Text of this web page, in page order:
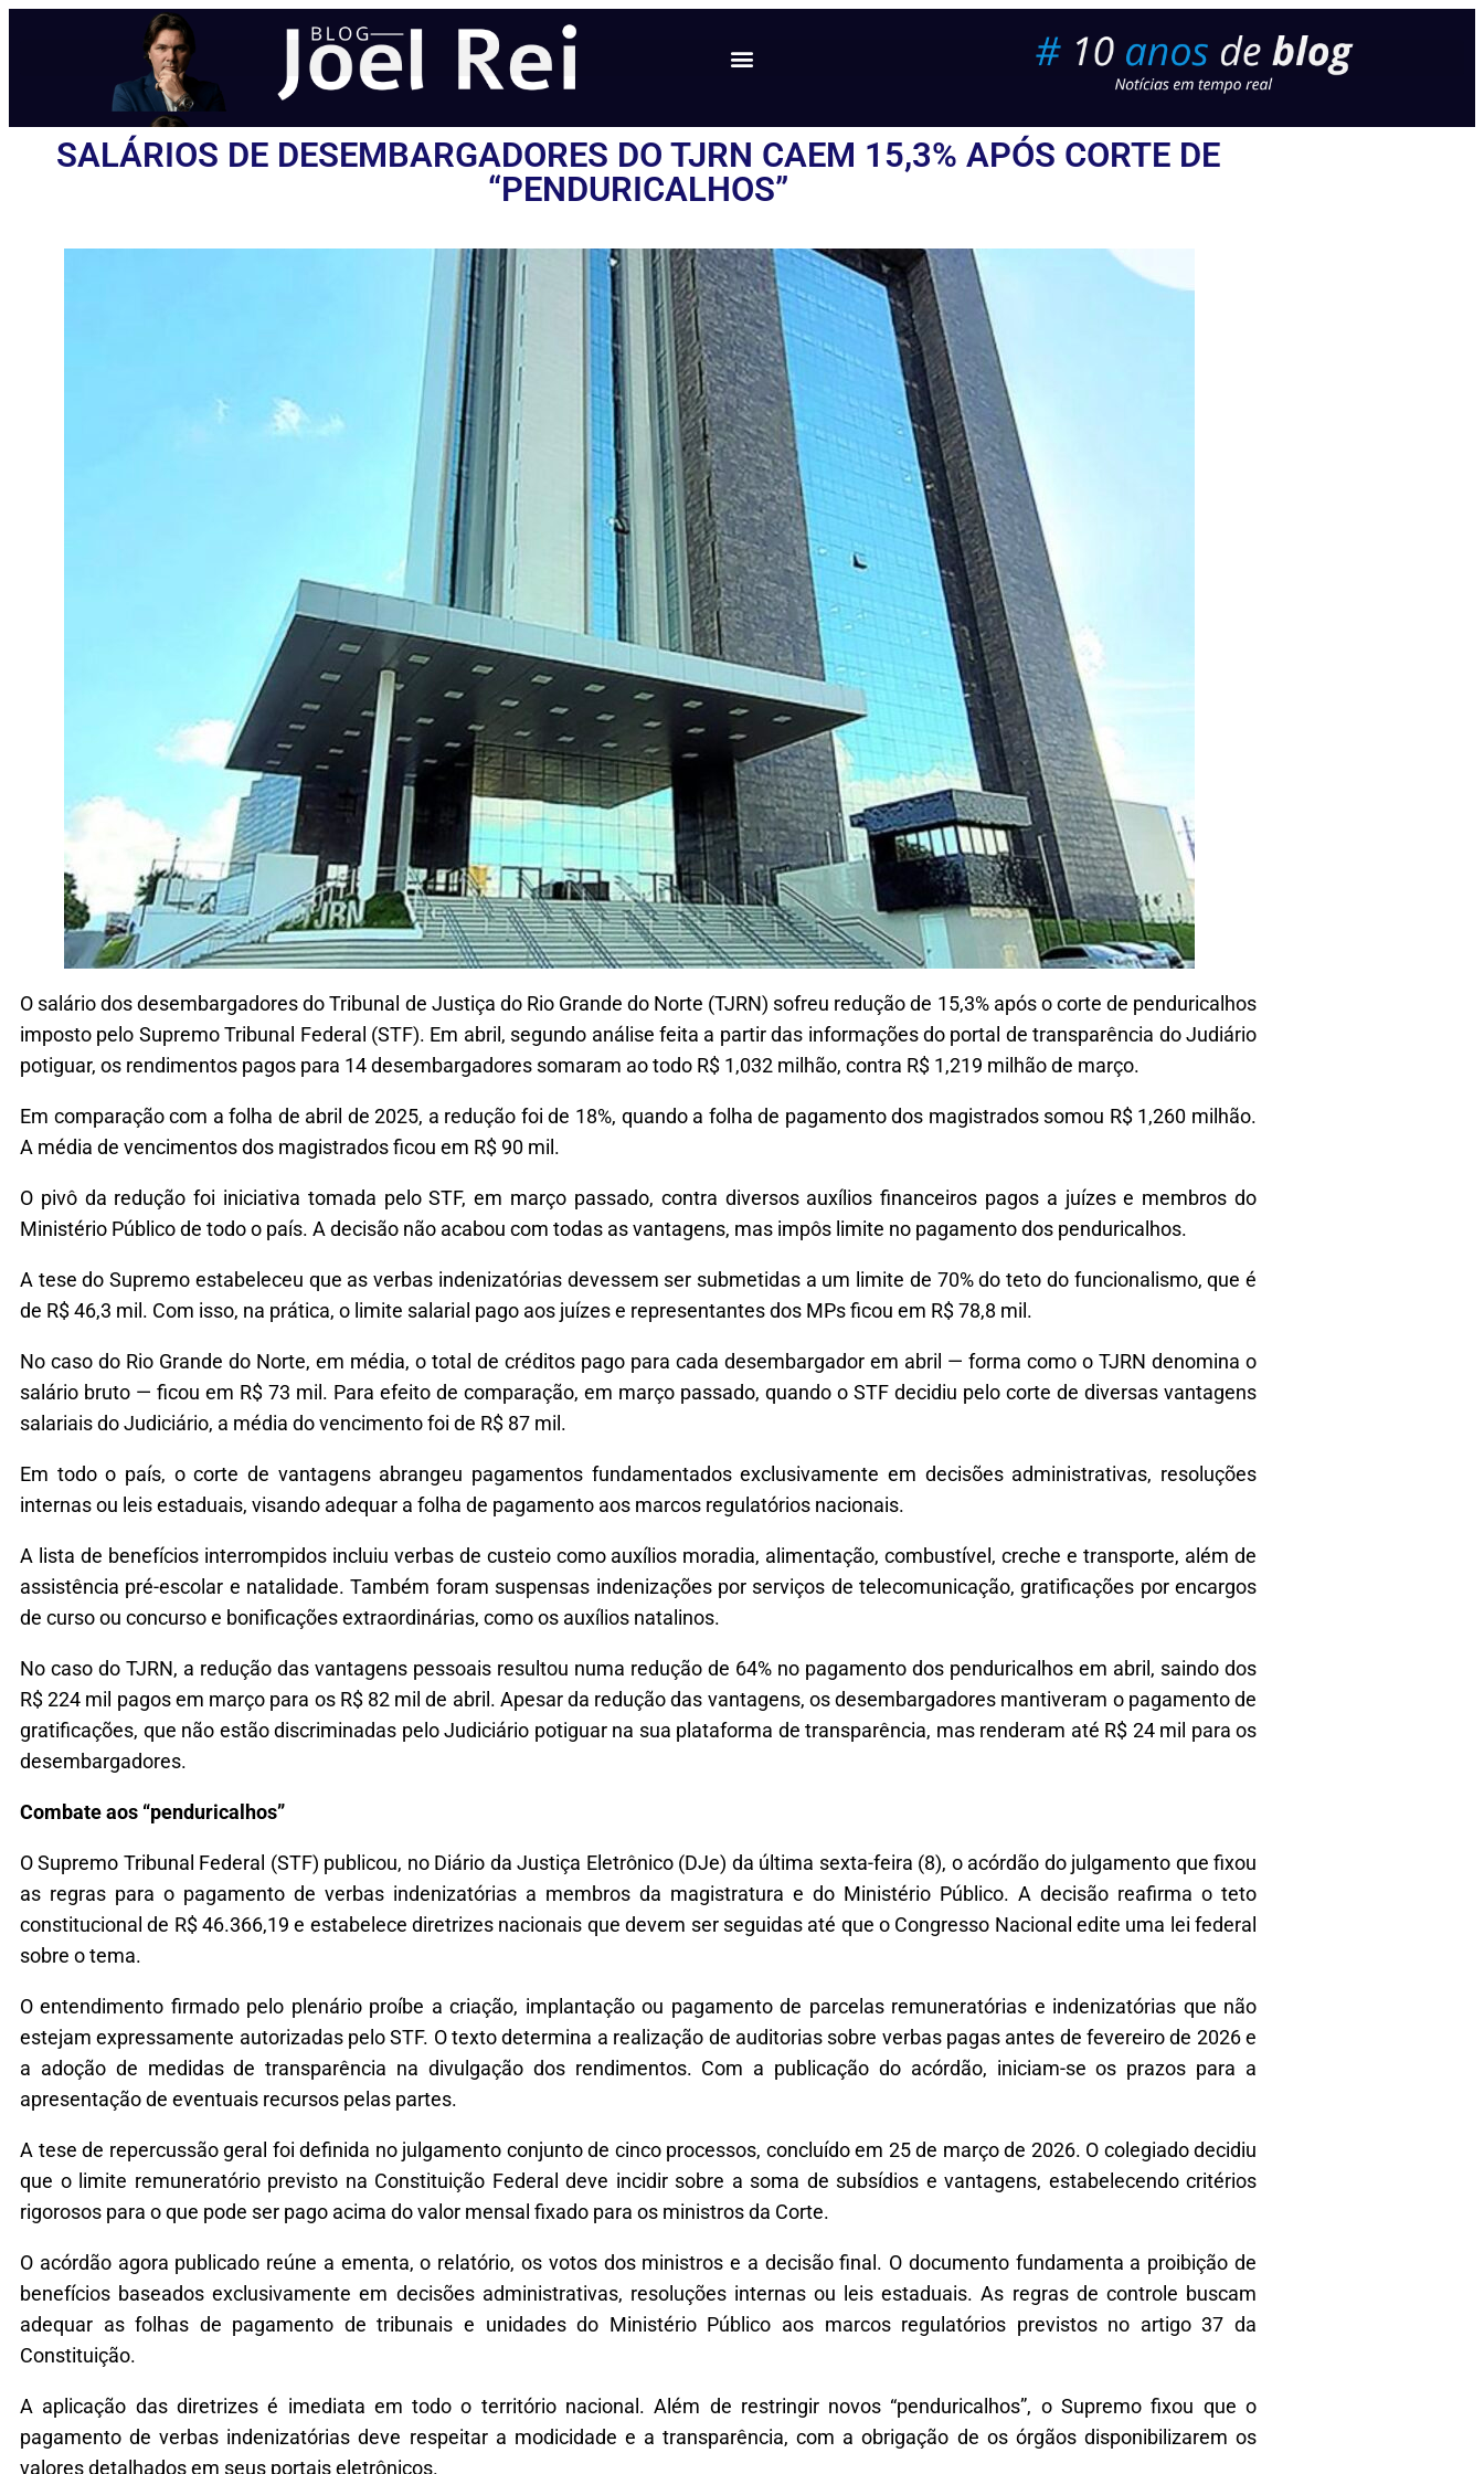
SALÁRIOS DE DESEMBARGADORES DO TJRN CAEM 15,3% APÓS CORTE DE
“PENDURICALHOS”
O salário dos desembargadores do Tribunal de Justiça do Rio Grande do Norte (TJRN) sofreu redução de 15,3% após o corte de penduricalhos
imposto pelo Supremo Tribunal Federal (STF). Em abril, segundo análise feita a partir das informações do portal de transparência do Judiário
potiguar, os rendimentos pagos para 14 desembargadores somaram ao todo R$ 1,032 milhão, contra R$ 1,219 milhão de março.
Em comparação com a folha de abril de 2025, a redução foi de 18%, quando a folha de pagamento dos magistrados somou R$ 1,260 milhão.
A média de vencimentos dos magistrados ficou em R$ 90 mil.
O pivô da redução foi iniciativa tomada pelo STF, em março passado, contra diversos auxílios financeiros pagos a juízes e membros do
Ministério Público de todo o país. A decisão não acabou com todas as vantagens, mas impôs limite no pagamento dos penduricalhos.
A tese do Supremo estabeleceu que as verbas indenizatórias devessem ser submetidas a um limite de 70% do teto do funcionalismo, que é
de R$ 46,3 mil. Com isso, na prática, o limite salarial pago aos juízes e representantes dos MPs ficou em R$ 78,8 mil.
No caso do Rio Grande do Norte, em média, o total de créditos pago para cada desembargador em abril — forma como o TJRN denomina o
salário bruto — ficou em R$ 73 mil. Para efeito de comparação, em março passado, quando o STF decidiu pelo corte de diversas vantagens
salariais do Judiciário, a média do vencimento foi de R$ 87 mil.
Em todo o país, o corte de vantagens abrangeu pagamentos fundamentados exclusivamente em decisões administrativas, resoluções
internas ou leis estaduais, visando adequar a folha de pagamento aos marcos regulatórios nacionais.
A lista de benefícios interrompidos incluiu verbas de custeio como auxílios moradia, alimentação, combustível, creche e transporte, além de
assistência pré-escolar e natalidade. Também foram suspensas indenizações por serviços de telecomunicação, gratificações por encargos
de curso ou concurso e bonificações extraordinárias, como os auxílios natalinos.
No caso do TJRN, a redução das vantagens pessoais resultou numa redução de 64% no pagamento dos penduricalhos em abril, saindo dos
R$ 224 mil pagos em março para os R$ 82 mil de abril. Apesar da redução das vantagens, os desembargadores mantiveram o pagamento de
gratificações, que não estão discriminadas pelo Judiciário potiguar na sua plataforma de transparência, mas renderam até R$ 24 mil para os
desembargadores.
Combate aos “penduricalhos”
O Supremo Tribunal Federal (STF) publicou, no Diário da Justiça Eletrônico (DJe) da última sexta-feira (8), o acórdão do julgamento que fixou
as regras para o pagamento de verbas indenizatórias a membros da magistratura e do Ministério Público. A decisão reafirma o teto
constitucional de R$ 46.366,19 e estabelece diretrizes nacionais que devem ser seguidas até que o Congresso Nacional edite uma lei federal
sobre o tema.
O entendimento firmado pelo plenário proíbe a criação, implantação ou pagamento de parcelas remuneratórias e indenizatórias que não
estejam expressamente autorizadas pelo STF. O texto determina a realização de auditorias sobre verbas pagas antes de fevereiro de 2026 e
a adoção de medidas de transparência na divulgação dos rendimentos. Com a publicação do acórdão, iniciam-se os prazos para a
apresentação de eventuais recursos pelas partes.
A tese de repercussão geral foi definida no julgamento conjunto de cinco processos, concluído em 25 de março de 2026. O colegiado decidiu
que o limite remuneratório previsto na Constituição Federal deve incidir sobre a soma de subsídios e vantagens, estabelecendo critérios
rigorosos para o que pode ser pago acima do valor mensal fixado para os ministros da Corte.
O acórdão agora publicado reúne a ementa, o relatório, os votos dos ministros e a decisão final. O documento fundamenta a proibição de
benefícios baseados exclusivamente em decisões administrativas, resoluções internas ou leis estaduais. As regras de controle buscam
adequar as folhas de pagamento de tribunais e unidades do Ministério Público aos marcos regulatórios previstos no artigo 37 da
Constituição.
A aplicação das diretrizes é imediata em todo o território nacional. Além de restringir novos “penduricalhos”, o Supremo fixou que o
pagamento de verbas indenizatórias deve respeitar a modicidade e a transparência, com a obrigação de os órgãos disponibilizarem os
valores detalhados em seus portais eletrônicos.